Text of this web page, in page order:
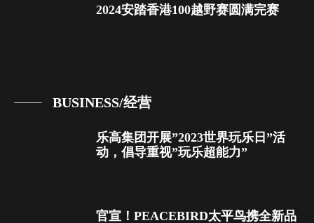
2024安踏香港100越野赛圆满完赛
BUSINESS/经营
乐高集团开展”2023世界玩乐日”活
动，倡导重视”玩乐超能力”
官宣！PEACEBIRD太平鸟携全新品